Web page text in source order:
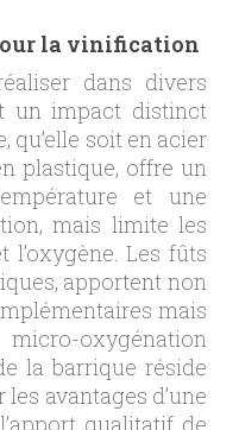
la vinification
dans divers
un impact distinct
qu’elle soit en acier
plastique, offre un
et une
mais limite les
Les fûts
apportent non
mais
oxygénation
la barrique réside
avantages d’une
qualitatif de